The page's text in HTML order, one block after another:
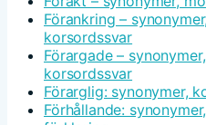
Förankring –
korsordssvar
Förargade –
korsordssvar
Förarglig: synonymer,
Förhållande: